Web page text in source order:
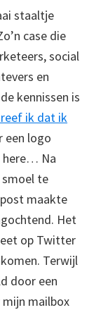
staaltje
case die
social
en
kennissen is
ik dat ik
een logo
here… Na
te
maakte
Het
op Twitter
Terwijl
door een
mailbox